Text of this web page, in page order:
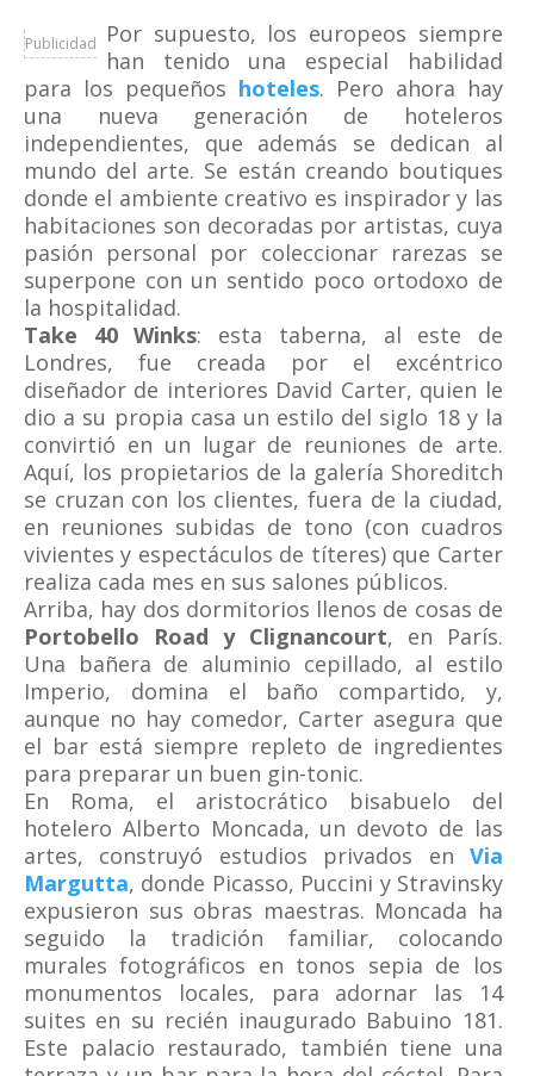
Publicidad
Por supuesto, los europeos siempre
han tenido una especial habilidad
para los pequeños hoteles. Pero ahora hay
una nueva generación de hoteleros
independientes, que además se dedican al
mundo del arte. Se están creando boutiques
donde el ambiente creativo es inspirador y las
habitaciones son decoradas por artistas, cuya
pasión personal por coleccionar rarezas se
superpone con un sentido poco ortodoxo de
la hospitalidad.
Take 40 Winks: esta taberna, al este de
Londres, fue creada por el excéntrico
diseñador de interiores David Carter, quien le
dio a su propia casa un estilo del siglo 18 y la
convirtió en un lugar de reuniones de arte.
Aquí, los propietarios de la galería Shoreditch
se cruzan con los clientes, fuera de la ciudad,
en reuniones subidas de tono (con cuadros
vivientes y espectáculos de títeres) que Carter
realiza cada mes en sus salones públicos.
Arriba, hay dos dormitorios llenos de cosas de
Portobello Road y Clignancourt, en París.
Una bañera de aluminio cepillado, al estilo
Imperio, domina el baño compartido, y,
aunque no hay comedor, Carter asegura que
el bar está siempre repleto de ingredientes
para preparar un buen gin-tonic.
En Roma, el aristocrático bisabuelo del
hotelero Alberto Moncada, un devoto de las
artes, construyó estudios privados en Via
Margutta, donde Picasso, Puccini y Stravinsky
expusieron sus obras maestras. Moncada ha
seguido la tradición familiar, colocando
murales fotográficos en tonos sepia de los
monumentos locales, para adornar las 14
suites en su recién inaugurado Babuino 181.
Este palacio restaurado, también tiene una